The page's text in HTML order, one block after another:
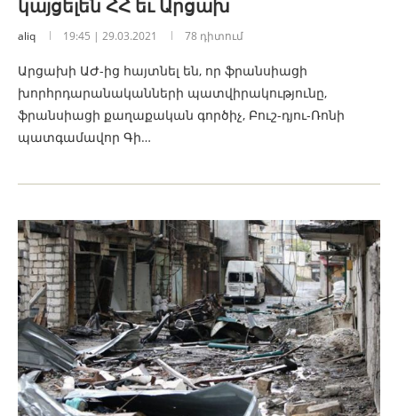
կայցելեն ՀՀ եւ Արցախ
aliq 19:45 | 29.03.2021 78 դիտում
Արցախի ԱԺ-ից հայտնել են, որ ֆրանսիացի
խորհրդարանականների պատվիրակությունը,
ֆրանսիացի քաղաքական գործիչ, Բուշ-դյու-Ռոնի
պատգամավոր Գի…